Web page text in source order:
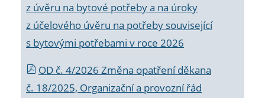
z úvěru na bytové potřeby a na úroky
z účelového úvěru na potřeby související
s bytovými potřebami v roce 2026
OD č. 4/2026 Změna opatření děkana
č. 18/2025, Organizační a provozní řád